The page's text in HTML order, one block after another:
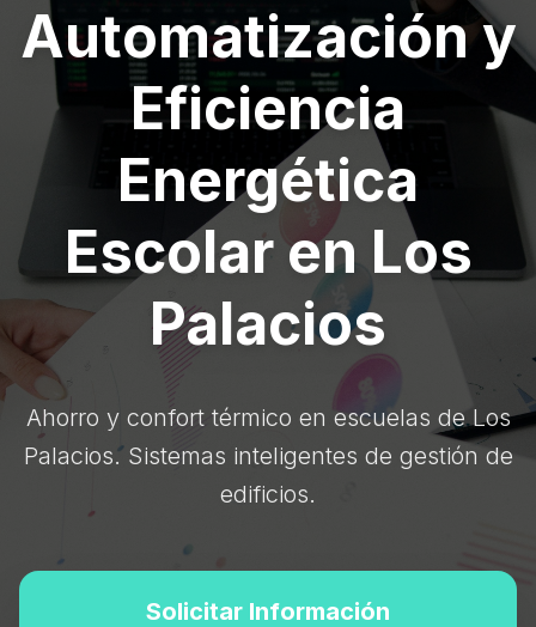
Automatización y
Eficiencia
Energética
Escolar en Los
Palacios
Ahorro y confort térmico en escuelas de Los
Palacios. Sistemas inteligentes de gestión de
edificios.
Solicitar Información